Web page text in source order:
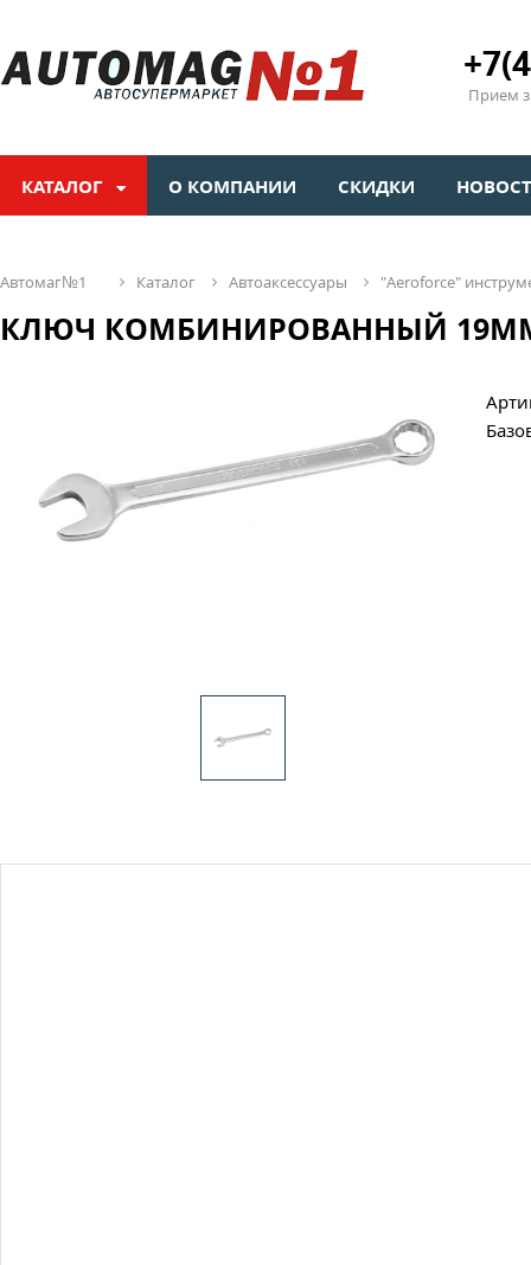
Прием
КАТАЛОГ О КОМПАНИИ СКИДКИ
автомаг№1 каталог автоаксессуары "aeroforсe"
КЛЮЧ КОМБИНИРОВАННЫЙ 19ММ